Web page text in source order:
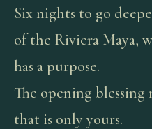
Six nights to go
of the Riviera Maya,
has a purpose.
The opening
that is only yours.